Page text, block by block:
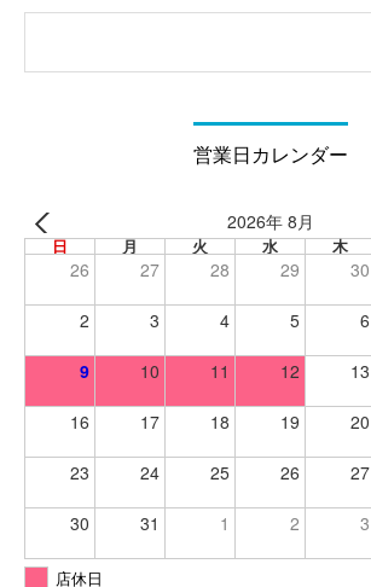
営業日カレンダー
2026年 8月
日 月 火 水 木
26 27 28 29 30
2 3 4 5 6
9 10 11 12 13
16 17 18 19 20
23 24 25 26 27
30 31 1 2 3
店休日